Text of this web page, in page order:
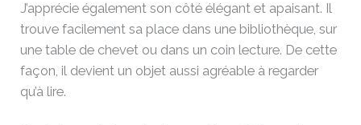
J’apprécie également son côté élégant et apaisant. Il
trouve facilement sa place dans une bibliothèque, sur
une table de chevet ou dans un coin lecture. De cette
façon, il devient un objet aussi agréable à regarder
qu’à lire.